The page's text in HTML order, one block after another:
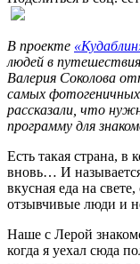
В проекте
людей в
Валерия Соколова
самых
рассказали, что
программу для
Есть такая страна, в
вновь… И
вкусная еда на
отзывчивые люди и
Наше с Лерой
когда я уехал сюда